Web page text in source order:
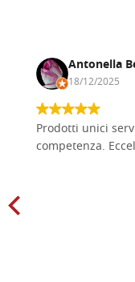
Antonella
18/12/2025
Prodotti unici
competenza.